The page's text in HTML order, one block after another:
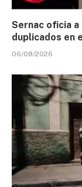
Sernac oficia
duplicados en
06/08/2026